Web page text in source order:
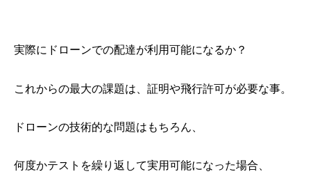
実際にドローンでの配達が利用可能になるか？
これからの最大の課題は、証明や飛行許可が必要な事。
ドローンの技術的な問題はもちろん、
何度かテストを繰り返して実用可能になった場合、